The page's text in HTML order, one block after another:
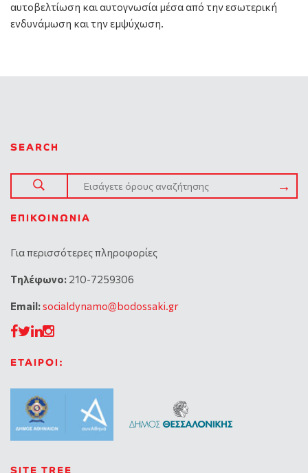
αυτοβελτίωση και αυτογνωσία μέσα από την εσωτερική
ενδυνάμωση και την εμψύχωση.
SEARCH
ΕΠΙΚΟΙΝΩΝΊΑ
Για περισσότερες πληροφορίες
Tηλέφωνο: 210-7259306
Email:socialdynamo@bodossaki.gr
ΕΤΑΙΡΟΙ:
SITE TREE